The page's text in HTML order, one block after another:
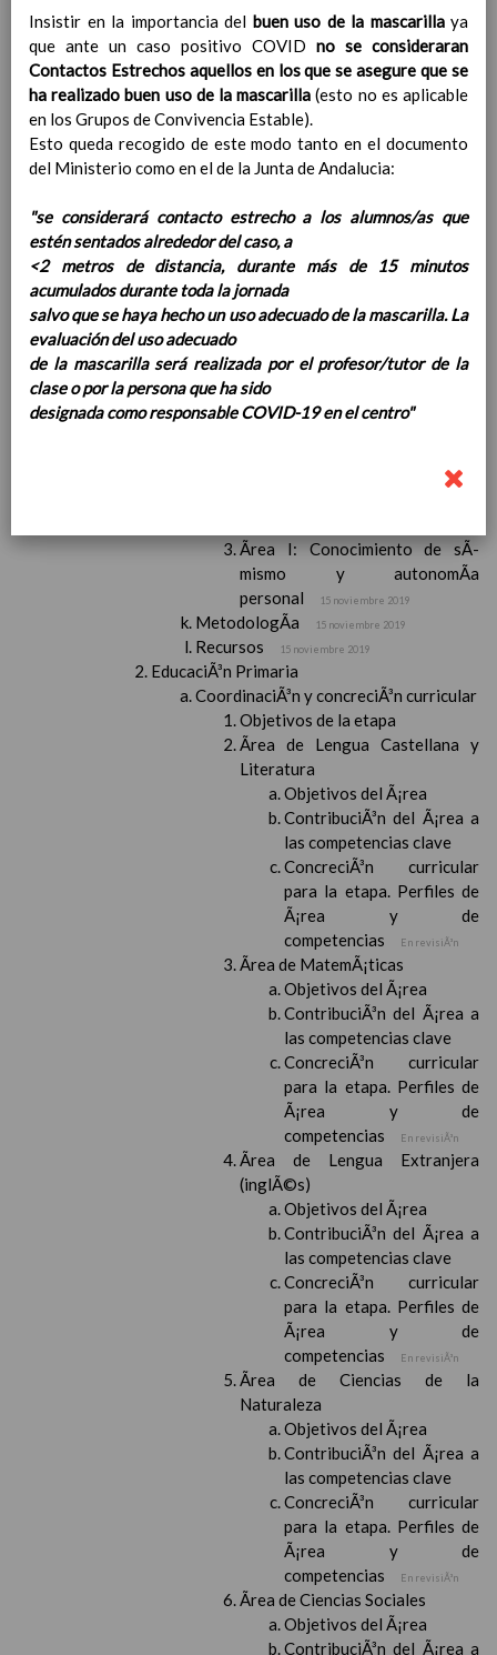
Ãreas Curriculares
InterrelaciÃ³n de las inteligencias
mÃºltiples con los objetivos generales
y de Ã¡reas curriculares.
Competencias bÃ¡sicas
ProgramaciÃ³n y relaciÃ³n de los
elementos curriculares del 2Âº ciclo de
EvaluaciÃ³n 15 noviembre 2019
InterrelaciÃ³n familiar-centro
educativo
AtenciÃ³n a la diversidad
Proyecto curricular de ReligiÃ³n
CatÃ³lica en Segundo Ciclo de Infantil
ConcreciÃ³n curricular para la
etapa
15 noviembre 2019
15 noviembre 2019
Ãrea I: Conocimiento de sÃ­
mismo y autonomÃ­a
personal
15 noviembre 2019
MetodologÃ­a 15 noviembre 2019
Recursos 15 noviembre 2019
EducaciÃ³n Primaria
CoordinaciÃ³n y concreciÃ³n curricular
Objetivos de la etapa
Ãrea de Lengua Castellana y
Literatura
Objetivos del Ã¡rea
ContribuciÃ³n del Ã¡rea a
las competencias clave
ConcreciÃ³n curricular
para la etapa. Perfiles de
Ã¡rea y de
competencias
En revisiÃ³n
Ãrea de MatemÃ¡ticas
Objetivos del Ã¡rea
ContribuciÃ³n del Ã¡rea a
las competencias clave
ConcreciÃ³n curricular
para la etapa. Perfiles de
Ã¡rea y de
competencias
En revisiÃ³n
Ãrea de Lengua Extranjera
(inglÃ©s)
Objetivos del Ã¡rea
ContribuciÃ³n del Ã¡rea a
las competencias clave
ConcreciÃ³n curricular
para la etapa. Perfiles de
Ã¡rea y de
competencias
En revisiÃ³n
Ãrea de Ciencias de la
Naturaleza
Objetivos del Ã¡rea
ContribuciÃ³n del Ã¡rea a
las competencias clave
ConcreciÃ³n curricular
para la etapa. Perfiles de
Ã¡rea y de
competencias
En revisiÃ³n
Ãrea de Ciencias Sociales
Objetivos del Ã¡rea
ContribuciÃ³n del Ã¡rea a
Insistir en la importancia del buen uso de la mascarillaya
que ante un caso positivo COVID no se consideraran
Contactos Estrechos aquellos en los que se asegure que se
ha realizado buen uso de la mascarilla (esto no es aplicable
en los Grupos de Convivencia Estable).
Esto queda recogido de este modo tanto en el documento
del Ministerio como en el de la Junta de Andalucia:
"se considerará contacto estrecho a los alumnos/as que
estén sentados alrededor del caso, a
<2 metros de distancia, durante más de 15 minutos
acumulados durante toda la jornada
salvo que se haya hecho un uso adecuado de la mascarilla. La
evaluación del uso adecuado
de la mascarilla será realizada por el profesor/tutor de la
clase o por la persona que ha sido
designada como responsable COVID-19 en el centro"